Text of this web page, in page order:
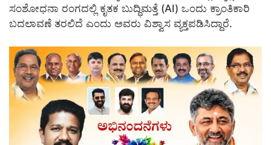
ಸಂಶೋಧನಾ ರಂಗದಲ್ಲಿ ಕೃತಕ ಬುದ್ಧಿಮತ್ತೆ (AI) ಒಂದು ಕ್ರಾಂತಿಕಾರಿ
ಬದಲಾವಣೆ ತರಲಿದೆ ಎಂದು ಅವರು ವಿಶ್ವಾಸ ವ್ಯಕ್ತಪಡಿಸಿದ್ದಾರೆ.